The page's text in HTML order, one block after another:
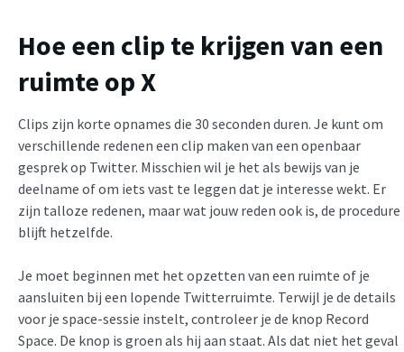
Hoe een clip te krijgen van een
ruimte op X
Clips zijn korte opnames die 30 seconden duren. Je kunt om
verschillende redenen een clip maken van een openbaar
gesprek op Twitter. Misschien wil je het als bewijs van je
deelname of om iets vast te leggen dat je interesse wekt. Er
zijn talloze redenen, maar wat jouw reden ook is, de procedure
blijft hetzelfde.
Je moet beginnen met het opzetten van een ruimte of je
aansluiten bij een lopende Twitterruimte. Terwijl je de details
voor je space-sessie instelt, controleer je de knop Record
Space. De knop is groen als hij aan staat. Als dat niet het geval